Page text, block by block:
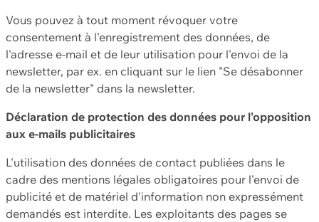
Vous pouvez à tout moment révoquer votre
consentement à l'enregistrement des données, de
l'adresse e-mail et de leur utilisation pour l'envoi de la
newsletter, par ex. en cliquant sur le lien "Se désabonner
de la newsletter" dans la newsletter.
Déclaration de protection des données pour l'opposition
aux e-mails publicitaires
L'utilisation des données de contact publiées dans le
cadre des mentions légales obligatoires pour l'envoi de
publicité et de matériel d'information non expressément
demandés est interdite. Les exploitants des pages se